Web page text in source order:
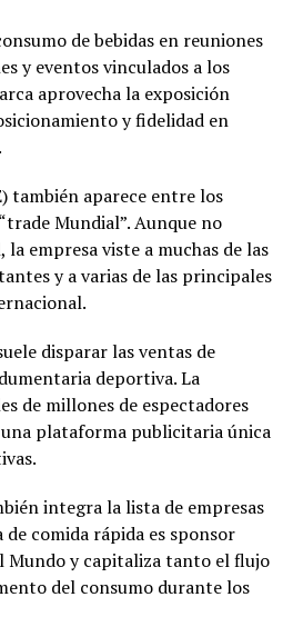
de bebidas en reuniones
y eventos vinculados a los
aprovecha la exposición
y fidelidad en
también aparece entre los
Mundial”. Aunque no
empresa viste a muchas de las
y a varias de las principales
disparar las ventas de
deportiva. La
de millones de espectadores
plataforma publicitaria única
integra la lista de empresas
de comida rápida es sponsor
Mundo y capitaliza tanto el flujo
del consumo durante los